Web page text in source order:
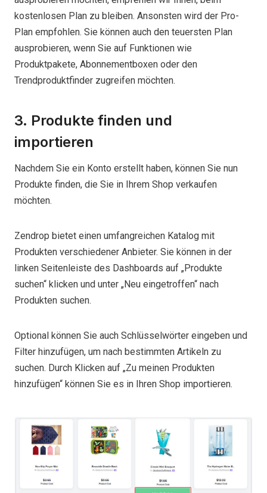
kostenlosen Plan zu bleiben. Ansonsten wird der Pro-
Plan empfohlen. Sie können auch den teuersten Plan
ausprobieren, wenn Sie auf Funktionen wie
Produktpakete, Abonnementboxen oder den
Trendproduktfinder zugreifen möchten.
3. Produkte finden und
importieren
Nachdem Sie ein Konto erstellt haben, können Sie nun
Produkte finden, die Sie in Ihrem Shop verkaufen
möchten.
Zendrop bietet einen umfangreichen Katalog mit
Produkten verschiedener Anbieter. Sie können in der
linken Seitenleiste des Dashboards auf „Produkte
suchen“ klicken und unter „Neu eingetroffen“ nach
Produkten suchen.
Optional können Sie auch Schlüsselwörter eingeben und
Filter hinzufügen, um nach bestimmten Artikeln zu
suchen. Durch Klicken auf „Zu meinen Produkten
hinzufügen“ können Sie es in Ihren Shop importieren.